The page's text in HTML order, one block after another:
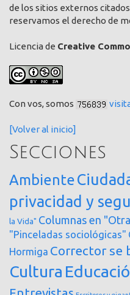
de los sitios externos
reservamos el derecho de
Licencia de Creative
Con vos, somos
[Volver al inicio]
Secciones
Ambiente
privacidad y
la Vida" Columnas en
"Pinceladas sociológicas"
Hormiga Corrector se
Cultura